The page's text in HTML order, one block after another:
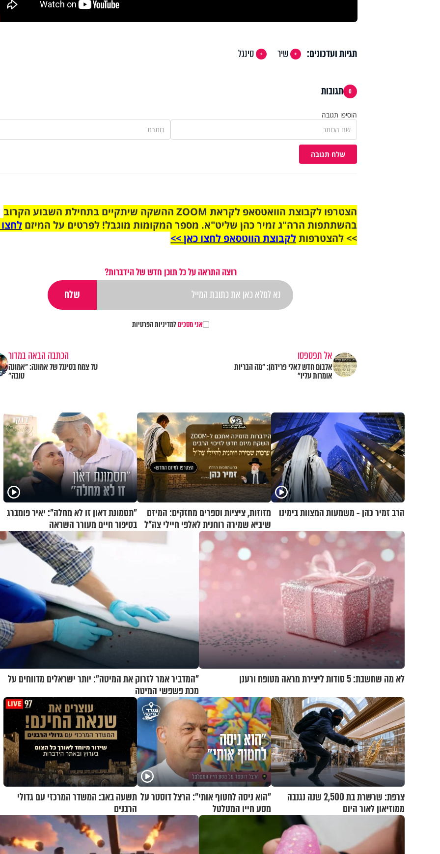
תגיות ועדכונים: שיר סינגל
0 תגובות
הוסיפו תגובה
שלח תגובה
הצטרפו לקבוצת הוואטסאפ לקראת ZOOM ההשקה שיתקיים בתחילת השבוע הקרוב
בהשתתפות הרה"ג זמיר כהן שליט"א. מספר המקומות מוגבל! לפרטים על המיזם
>> להצטרפותלקבוצת הווטסאפ לחצו כאן >>
רוצה התראה על כל תוכן חדש של הידברות?
אני מסכיםלמדיניות הפרטיות
אל תפספסו
אלבום חדש לאלי פרידמן: "מה הבריות
אומרות עליו"
הכתבה הבאה במדור
טל צמח בסינגל של אמונה: "אמונה
טובה"
הרב זמיר כהן - משמעות המצוות בימינו
מזוזות, ציציות וספרים מחזקים: המיזם
שיביא שמירה רוחנית לאלפי חיילי צה"ל
"תסמונת דאון זו לא מחלה": יאיר פומברג
בסיפור חיים מעורר השראה
לא מה שחשבת: 5 סודות ליצירת מראה מטופח ורענן
"המדביר אמר לזרוק את המיטה": יותר ישראלים מדווחים על
מכת פשפשי המיטה
צרפת: שרשרת בת 2,500 שנה נגנבה
ממוזיאון לאור היום
"הוא ניסה לחטוף אותי": הרצל דוסטר על
מסע חייו המטלטל
תשעה באב: המשדר המרכזי עם גדולי
הרבנים